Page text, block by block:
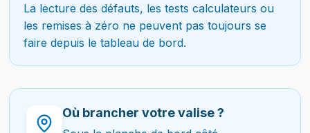
La lecture des défauts, les tests calculateurs ou
les remises à zéro ne peuvent pas toujours se
faire depuis le tableau de bord.
Où brancher votre valise ?